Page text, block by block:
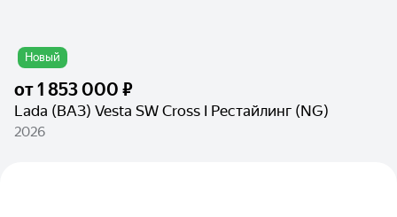
Новый
от1 853 000 ₽
Lada (ВАЗ) Vesta SW Cross I Рестайлинг (NG)
2026